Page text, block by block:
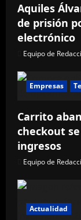
Aquiles
de prisión
electrónico
Equipo de
Empresas
Carrito
checkout
ingresos
Equipo de
Actualidad